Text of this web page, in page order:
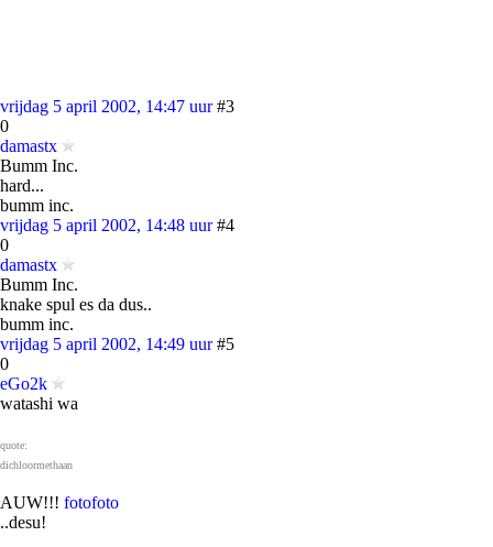
vrijdag 5 april 2002, 14:47 uur #3
0
damastx
Bumm Inc.
hard...
bumm inc.
vrijdag 5 april 2002, 14:48 uur #4
0
damastx
Bumm Inc.
knake spul es da dus..
bumm inc.
vrijdag 5 april 2002, 14:49 uur #5
0
eGo2k
watashi wa
quote:
dichloormethaan
AUW!!! fotofoto
..desu!